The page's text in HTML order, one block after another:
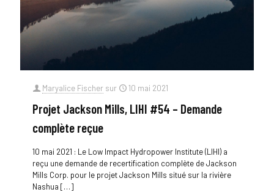
Maryalice Fischer sur 10 mai 2021
Projet Jackson Mills, LIHI #54 – Demande
complète reçue
10 mai 2021 : Le Low Impact Hydropower Institute (LIHI) a
reçu une demande de recertification complète de Jackson
Mills Corp. pour le projet Jackson Mills situé sur la rivière
Nashua […]